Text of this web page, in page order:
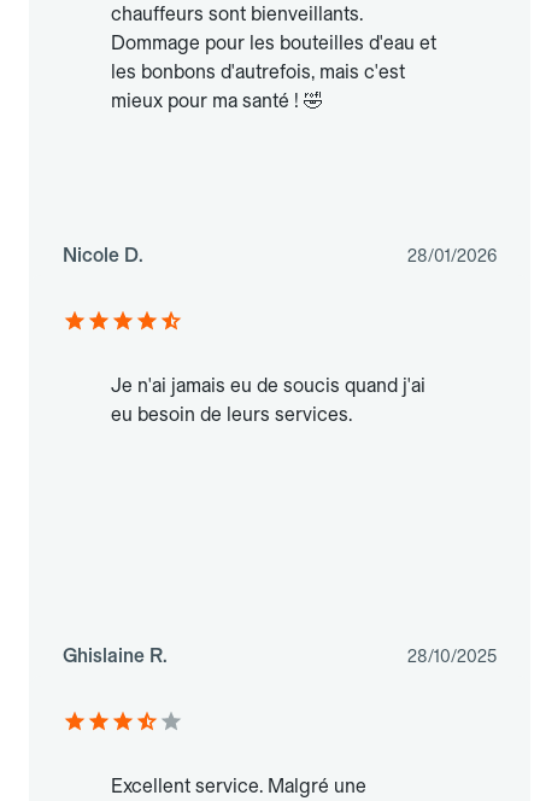
chauffeurs sont bienveillants.
Dommage pour les bouteilles d'eau et
les bonbons d'autrefois, mais c'est
mieux pour ma santé ! 🤣
Nicole D. 28/01/2026
Je n'ai jamais eu de soucis quand j'ai
eu besoin de leurs services.
Ghislaine R. 28/10/2025
Excellent service. Malgré une